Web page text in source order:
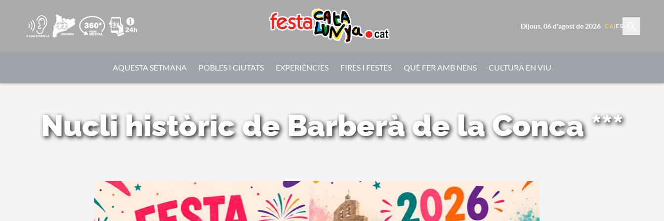
Dijous, 06 d'agost de 2026 CA| ES
AQUESTA SETMANA POBLES I CIUTATS EXPERIÈNCIES FIRES I FESTES QUÈ FER AMB NENS CULTURA EN VIU
Nucli històric de Barberà de la Conca ***